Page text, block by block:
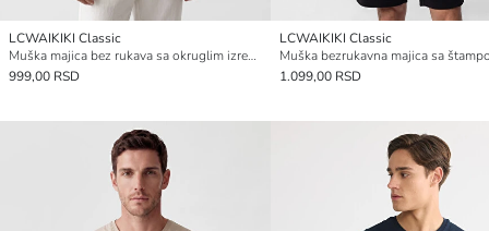
LCWAIKIKI Classic
Muška majica bez rukava sa okruglim izrezom
999,00 RSD
LCWAIKIKI Classic
1.099,00 RSD